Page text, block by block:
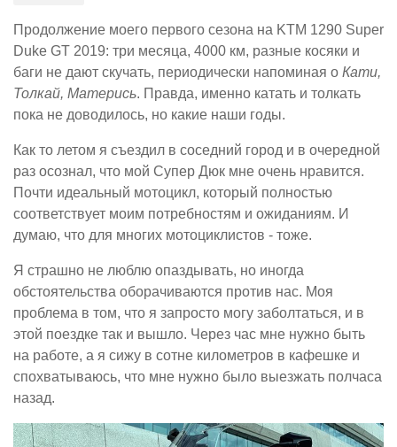
Продолжение моего первого сезона на KTM 1290 Super
Duke GT 2019: три месяца, 4000 км, разные косяки и
баги не дают скучать, периодически напоминая о Кати,
Толкай, Матерись. Правда, именно катать и толкать
пока не доводилось, но какие наши годы.
Как то летом я съездил в соседний город и в очередной
раз осознал, что мой Супер Дюк мне очень нравится.
Почти идеальный мотоцикл, который полностью
соответствует моим потребностям и ожиданиям. И
думаю, что для многих мотоциклистов - тоже.
Я страшно не люблю опаздывать, но иногда
обстоятельства оборачиваются против нас. Моя
проблема в том, что я запросто могу заболтаться, и в
этой поездке так и вышло. Через час мне нужно быть
на работе, а я сижу в сотне километров в кафешке и
спохватываюсь, что мне нужно было выезжать полчаса
назад.